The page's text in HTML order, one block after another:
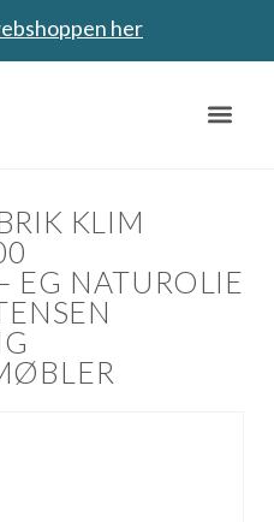
her
KLIM
NATUROLIE